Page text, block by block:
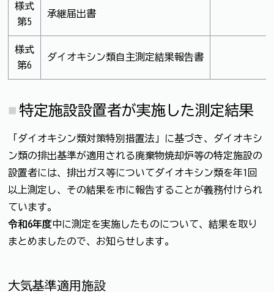
様式
第5
承継届出書
様式
第6
ダイオキシン類自主測定結果報告書
特定施設設置者が実施した測定結果
「ダイオキシン類対策特別措置法」に基づき、ダイオキシ
ン類の排出基準が適用される廃棄物焼却炉等の特定施設の
設置者には、排出ガス等についてダイオキシン類を年1回
以上測定し、その結果を市に報告することが義務付けられ
ています。
令和6年度中に測定を実施したものについて、結果を取り
まとめましたので、お知らせします。
大気基準適用施設